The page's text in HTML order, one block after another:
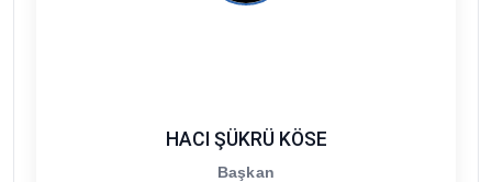
HACI ŞÜKRÜ KÖSE
Başkan